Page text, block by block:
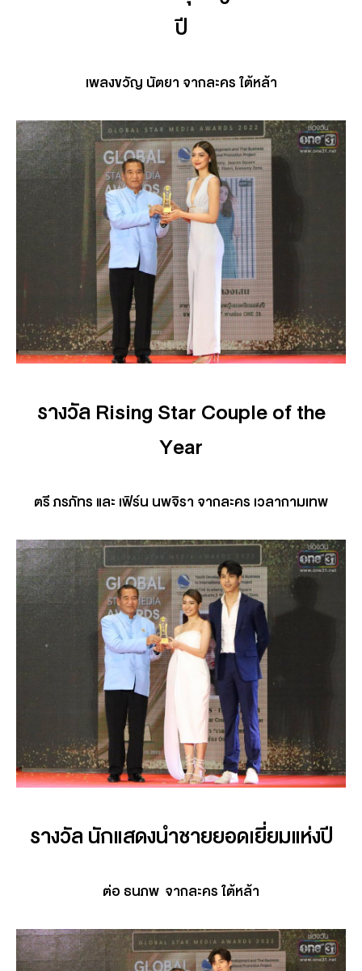
ปี
เพลงขวัญ นัตยา จากละคร ใต้หล้า
รางวัล Rising Star Couple of the
Year
ตรี ภรภัทร และ เฟิร์น นพจิรา จากละคร เวลากามเทพ
รางวัล นักแสดงนำชายยอดเยี่ยมแห่งปี
ต่อ ธนภพ จากละคร ใต้หล้า